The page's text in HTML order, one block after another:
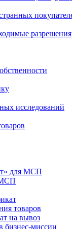
разрешения
исследований
для МСП
МСП
товаров
на вывоз
бизнес-миссии